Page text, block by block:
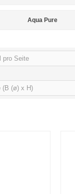
Aqua Pure